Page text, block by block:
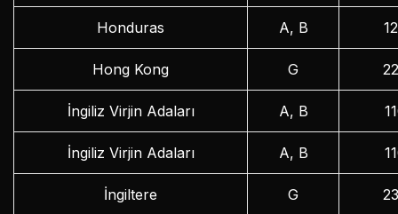
Honduras A, B
Hong Kong G
İngiliz Virjin Adaları A, B
İngiliz Virjin Adaları A, B
İngiltere G